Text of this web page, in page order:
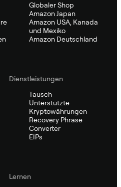
Globaler Shop
Amazon Japan
Amazon USA, Kanada
und Mexiko
Amazon Deutschland
Dienstleistungen
Tausch
Unterstützte
Kryptowährungen
Recovery Phrase
Converter
EIPs
Lernen